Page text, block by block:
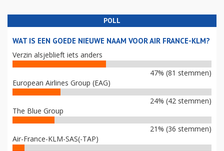
POLL
WAT IS EEN GOEDE NIEUWE NAAM VOOR AIR FRANCE-KLM?
Verzin alsjeblieft iets anders
47% (81 stemmen)
European Airlines Group (EAG)
24% (42 stemmen)
The Blue Group
21% (36 stemmen)
Air-France-KLM-SAS(-TAP)